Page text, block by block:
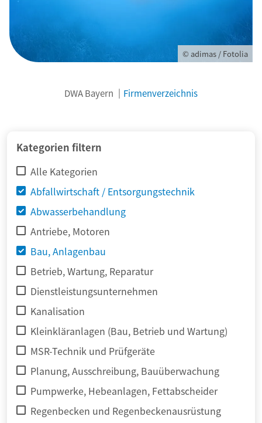
© adimas / Fotolia
DWA Bayern Firmenverzeichnis
Kategorien filtern
Alle Kategorien
Abfallwirtschaft / Entsorgungstechnik
Abwasserbehandlung
Antriebe, Motoren
Bau, Anlagenbau
Betrieb, Wartung, Reparatur
Dienstleistungsunternehmen
Kanalisation
Kleinkläranlagen (Bau, Betrieb und Wartung)
MSR-Technik und Prüfgeräte
Planung, Ausschreibung, Bauüberwachung
Pumpwerke, Hebeanlagen, Fettabscheider
Regenbecken und Regenbeckenausrüstung